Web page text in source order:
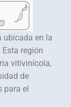
ubicada en la
región
vitivinícola,
de
para el